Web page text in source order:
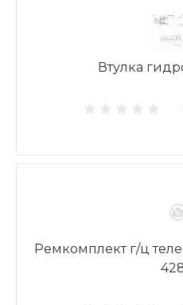
Втулка
Ремкомплект г/ц